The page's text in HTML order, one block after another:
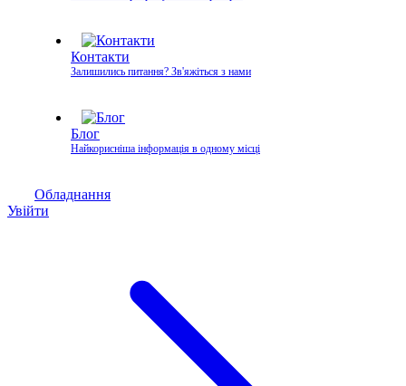
Контакти
Залишились питання? Зв'яжіться з нами
Блог
Найкорисніша інформація в одному місці
Обладнання
Увійти